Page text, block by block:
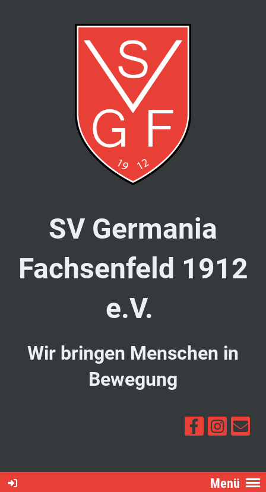
SV Germania
Fachsenfeld 1912
e.V.
Wir bringen Menschen in
Bewegung
Menü